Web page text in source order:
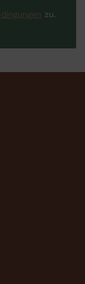
zu.